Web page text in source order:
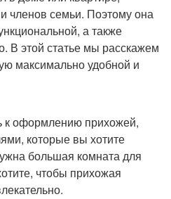
и членов семьи. Поэтому она
а также
В этой статье мы расскажем
максимально удобной и
к оформлению прихожей,
которые вы хотите
большая комната для
чтобы прихожая